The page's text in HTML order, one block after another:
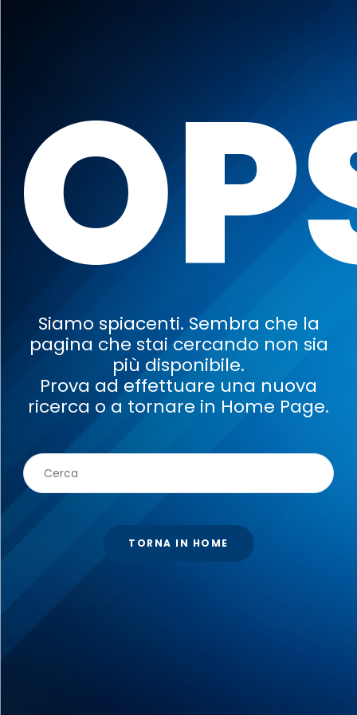
Siamo spiacenti. Sembra che la
pagina che stai cercando non sia
più disponibile.
Prova ad effettuare una nuova
ricerca o a tornare in Home Page.
TORNA IN HOME